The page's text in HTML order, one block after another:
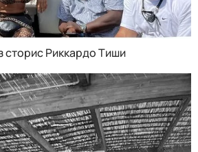
сторис Риккардо Тиши